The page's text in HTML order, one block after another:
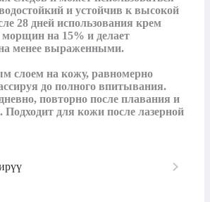
и устойчив к высокой
28 дней использования крем
морщин на 15% и делает
менее выраженными.
слоем на кожу, равномерно
до полного впитывания.
повторно после плавания и
Подходит для кожи после лазерной